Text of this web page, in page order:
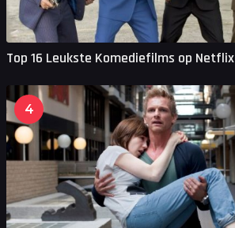
Top 16 Leukste Komediefilms op Netflix
4